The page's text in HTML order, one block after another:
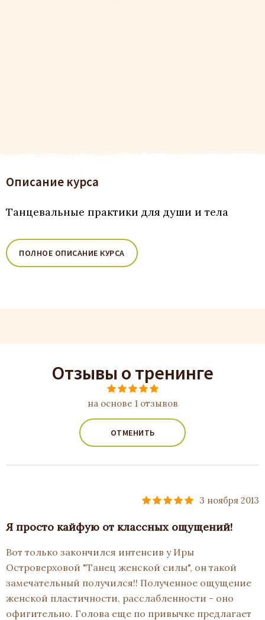
Описание курса
Танцевальные практики для души и тела
ПОЛНОЕ ОПИСАНИЕ КУРСА
Отзывы о тренинге
на основе 1 отзывов
ОТМЕНИТЬ
3 ноября 2013
Я просто кайфую от классных ощущений!
Вот только закончился интенсив у Иры
Островерховой "Танец женской силы", он такой
замечательный получился!! Полученное ощущение
женской пластичности, расслабленности - оно
офигительно. Голова еще по привычке предлагает